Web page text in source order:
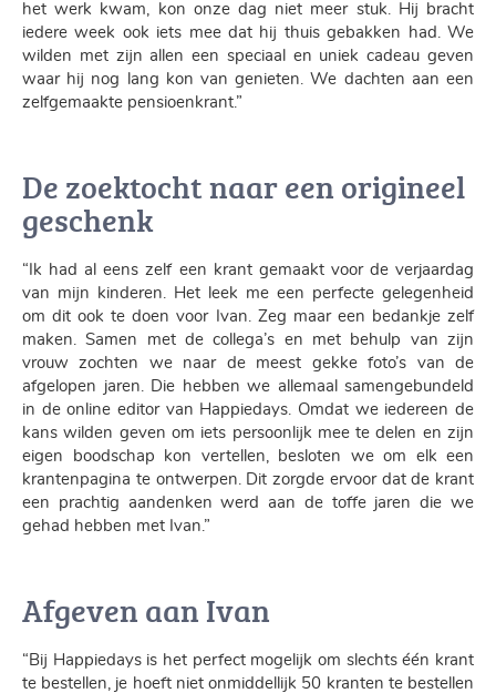
het werk kwam, kon onze dag niet meer stuk. Hij bracht
iedere week ook iets mee dat hij thuis gebakken had. We
wilden met zijn allen een speciaal en uniek cadeau geven
waar hij nog lang kon van genieten. We dachten aan een
zelfgemaakte pensioenkrant.”
De zoektocht naar een origineel
geschenk
“Ik had al eens zelf een krant gemaakt voor de verjaardag
van mijn kinderen. Het leek me een perfecte gelegenheid
om dit ook te doen voor Ivan. Zeg maar een bedankje zelf
maken. Samen met de collega’s en met behulp van zijn
vrouw zochten we naar de meest gekke foto’s van de
afgelopen jaren. Die hebben we allemaal samengebundeld
in de online editor van Happiedays. Omdat we iedereen de
kans wilden geven om iets persoonlijk mee te delen en zijn
eigen boodschap kon vertellen, besloten we om elk een
krantenpagina te ontwerpen. Dit zorgde ervoor dat de krant
een prachtig aandenken werd aan de toffe jaren die we
gehad hebben met Ivan.”
Afgeven aan Ivan
“Bij Happiedays is het perfect mogelijk om slechts één krant
te bestellen, je hoeft niet onmiddellijk 50 kranten te bestellen